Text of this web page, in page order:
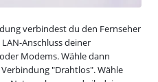
verbindest du den Fernseher
Anschluss deiner
Modems. Wähle dann
"Drahtlos". Wähle